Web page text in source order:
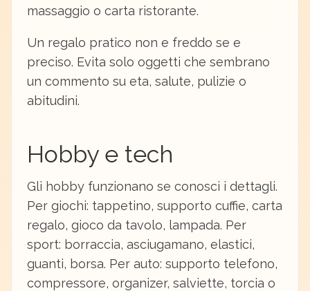
massaggio o carta ristorante.
Un regalo pratico non e freddo se e
preciso. Evita solo oggetti che sembrano
un commento su eta, salute, pulizie o
abitudini.
Hobby e tech
Gli hobby funzionano se conosci i dettagli.
Per giochi: tappetino, supporto cuffie, carta
regalo, gioco da tavolo, lampada. Per
sport: borraccia, asciugamano, elastici,
guanti, borsa. Per auto: supporto telefono,
compressore, organizer, salviette, torcia o